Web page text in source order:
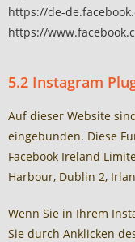
https://de-
https://
5.2 Instagram
Auf dieser Website
eingebunden. Diese
Facebook Ireland
Harbour, Dublin 2,
Wenn Sie in Ihrem
Sie durch Anklicken